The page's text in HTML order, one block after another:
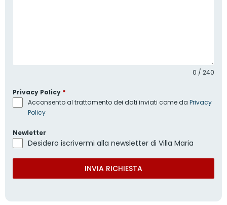
0 / 240
Privacy Policy *
Acconsento al trattamento dei dati inviati come da Privacy
Policy
Newletter
Desidero iscrivermi alla newsletter di Villa Maria
INVIA RICHIESTA